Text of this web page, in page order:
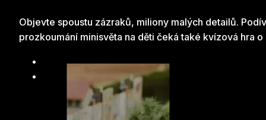
Objevte spoustu zázraků, miliony malých detailů.
prozkoumání minisvěta na děti čeká také kvízová hra o